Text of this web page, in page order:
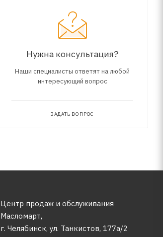
Нужна консультация?
Наши специалисты ответят на любой
интересующий вопрос
ЗАДАТЬ ВОПРОС
Центр продаж и обслуживания
Масломарт,
г. Челябинск, ул. Танкистов, 177а/2